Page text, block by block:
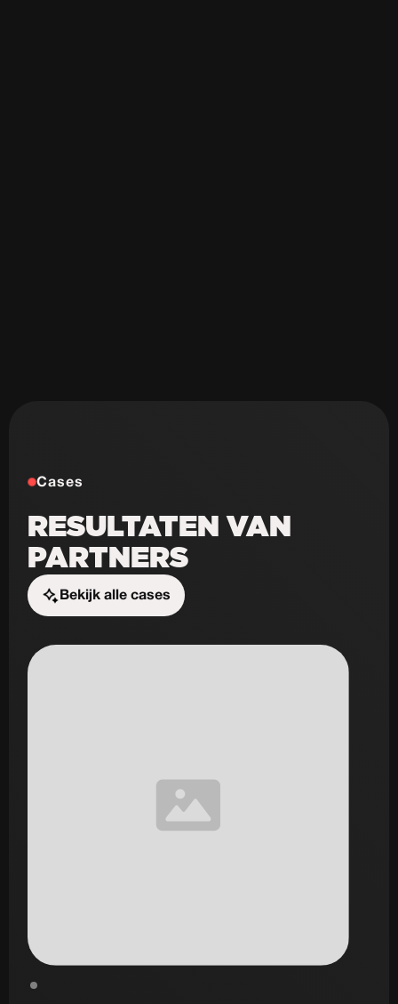
Cases
RESULTATEN VAN
PARTNERS
Bekijk alle cases
Start de uitdaging